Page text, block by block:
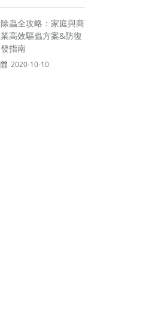
除蟲全攻略：家庭與商
業高效驅蟲方案&防復
發指南
2020-10-10